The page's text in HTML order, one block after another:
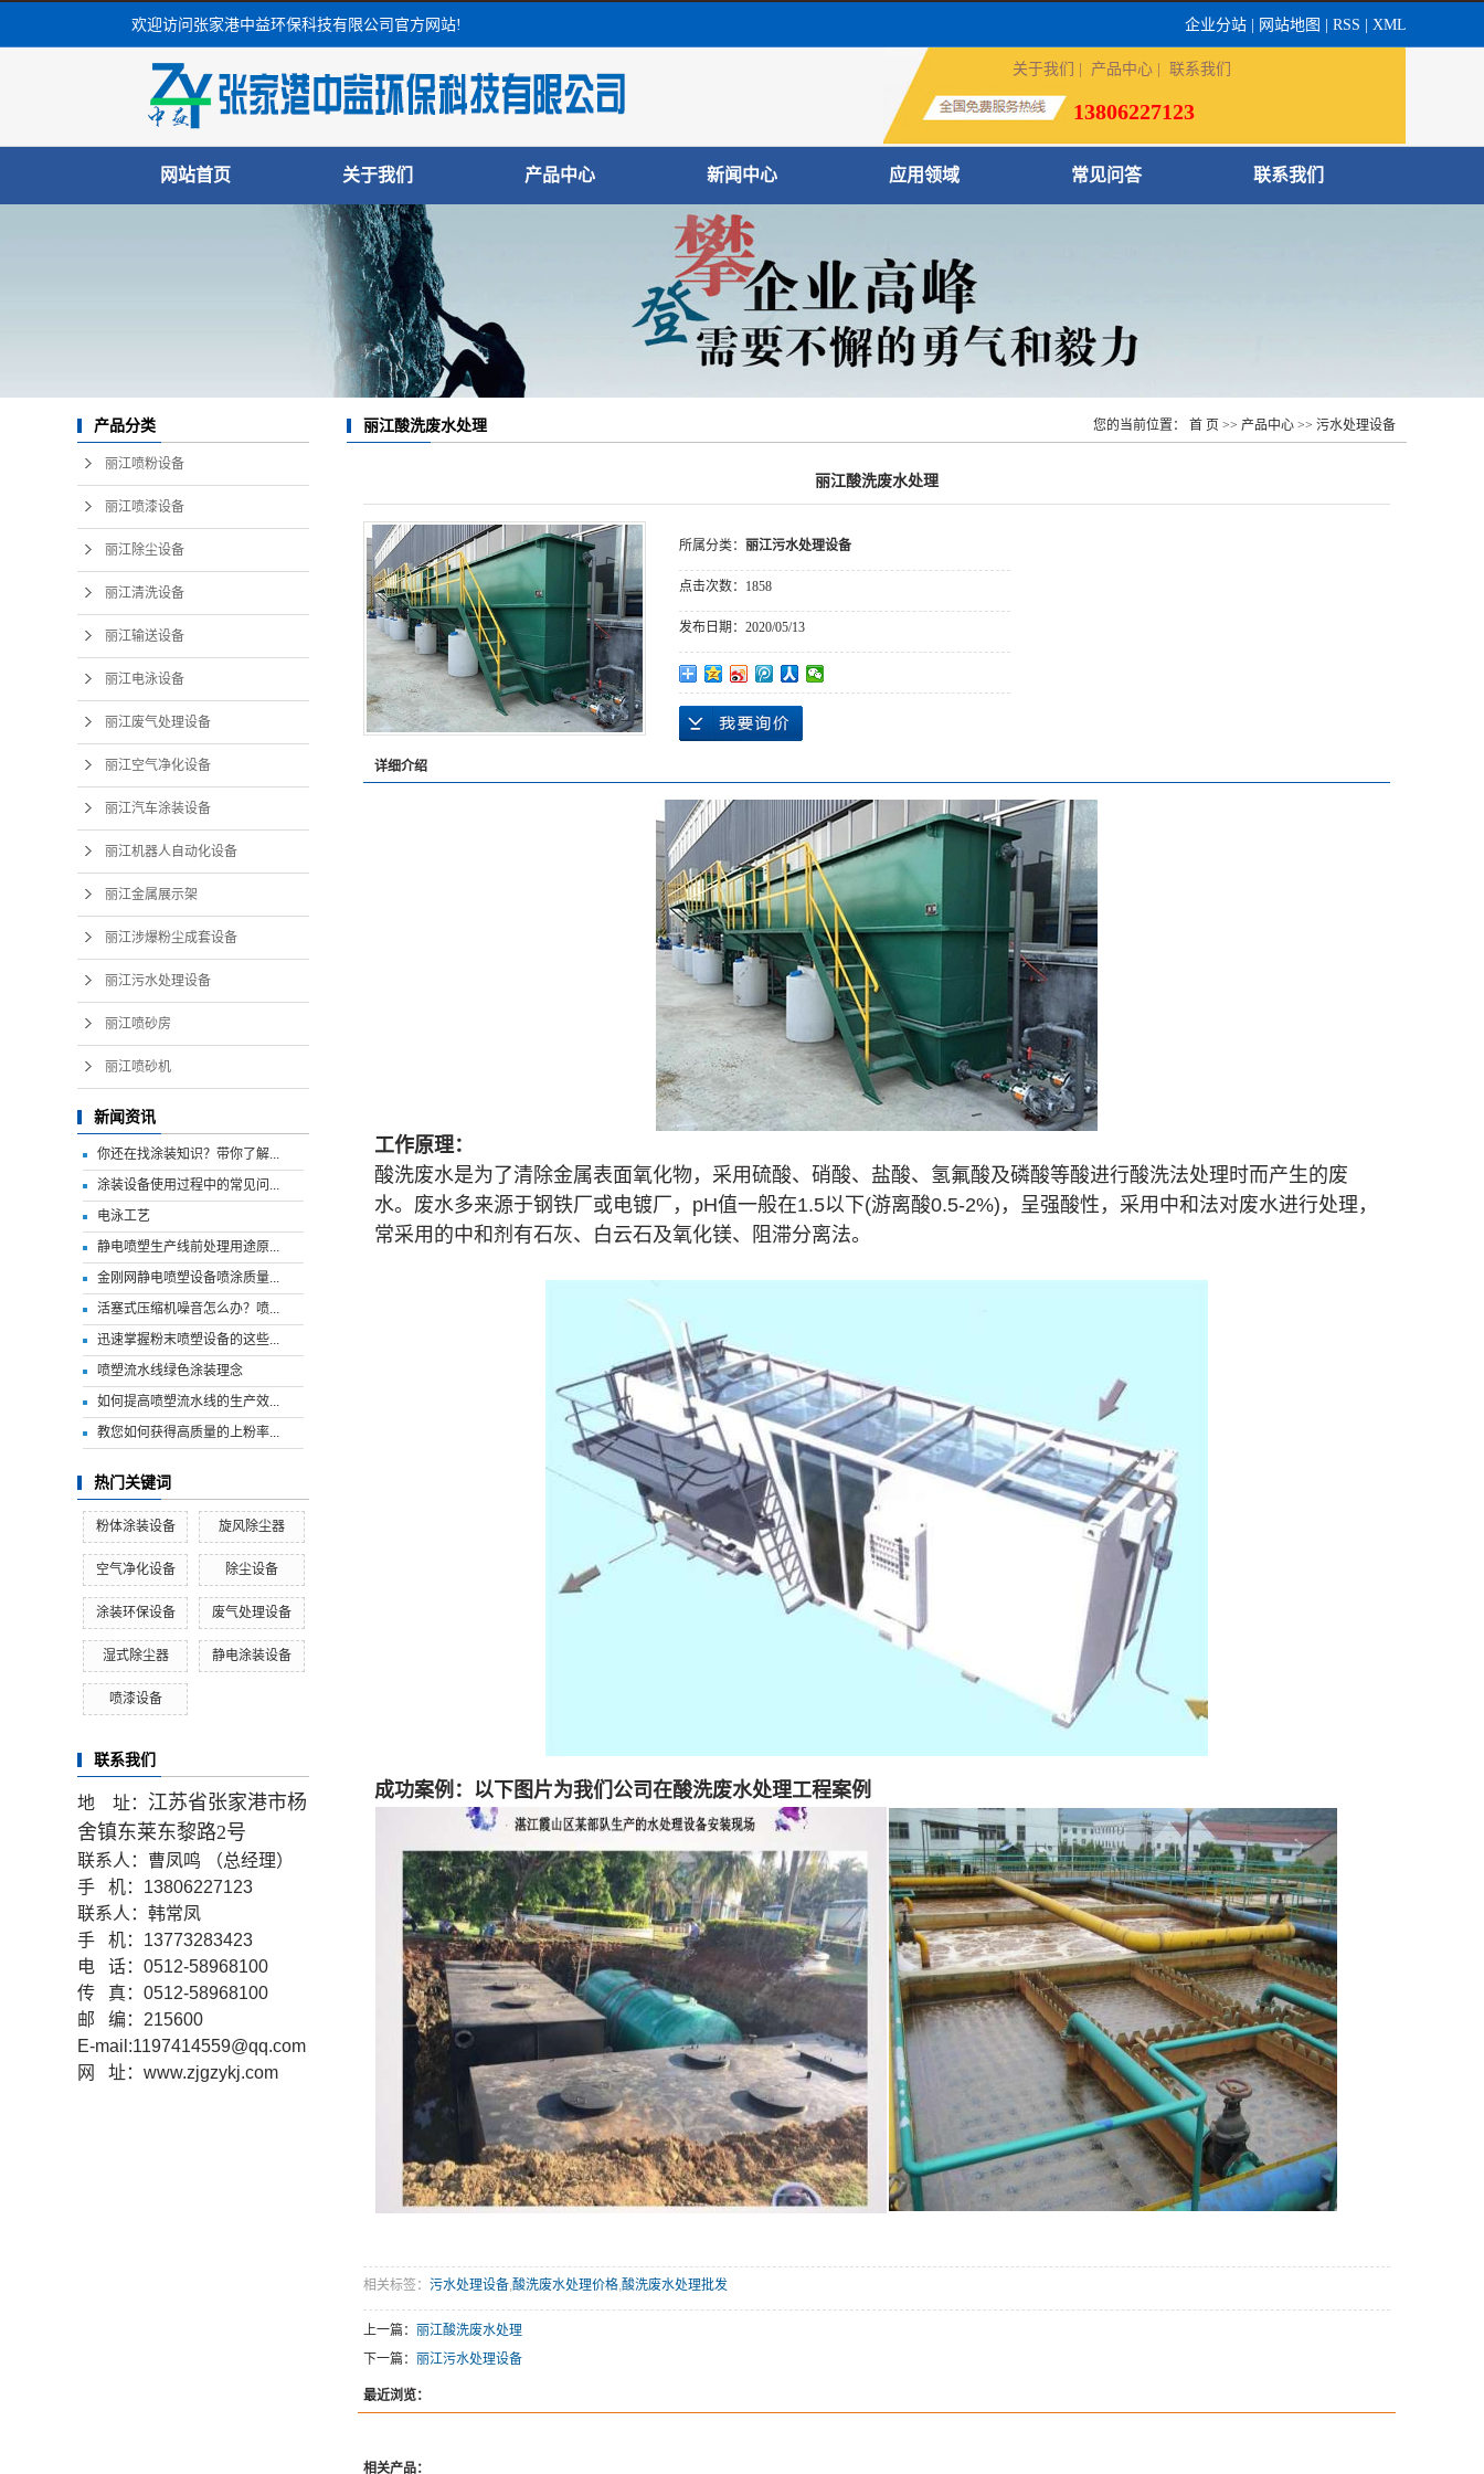
欢迎访问张家港中益环保科技有限公司官方网站! 企业分站 网站地图 RSS XML
关于我们 产品中心 联系我们
13806227123
网站首页 关于我们
公司简介
成功案例
联系我们
产品中心
丽江清洗设备
丽江输送设备
丽江空气净化设备
丽江汽车涂装设备
丽江机器人自动化设备
丽江金属展示架
丽江涉爆粉尘成套设备
丽江污水处理设备
新闻中心
公司新闻
行业新闻
常见问题
应用领域
工程机械行业
农业机械行业
IT家电行业
常见问答 联系我们
产品分类
丽江喷粉设备
丽江喷漆设备
丽江除尘设备
丽江清洗设备
丽江输送设备
丽江电泳设备
丽江废气处理设备
丽江空气净化设备
丽江汽车涂装设备
丽江机器人自动化设备
丽江金属展示架
丽江涉爆粉尘成套设备
丽江污水处理设备
丽江喷砂房
丽江喷砂机
新闻资讯
你还在找涂装知识？带你了解...
涂装设备使用过程中的常见问...
电泳工艺
静电喷塑生产线前处理用途原...
金刚网静电喷塑设备喷涂质量...
活塞式压缩机噪音怎么办？喷...
迅速掌握粉末喷塑设备的这些...
喷塑流水线绿色涂装理念
如何提高喷塑流水线的生产效...
教您如何获得高质量的上粉率...
热门关键词
粉体涂装设备 旋风除尘器
空气净化设备 除尘设备
涂装环保设备 废气处理设备
湿式除尘器 静电涂装设备
喷漆设备
联系我们
地 址： 江苏省张家港市杨
舍镇东莱东黎路2号
联系人：曹凤鸣 （总经理）
手 机：13806227123
联系人：韩常凤
手 机：13773283423
电 话：0512-58968100
传 真：0512-58968100
邮 编：215600
E-mail:1197414559@qq.com
网 址：www.zjgzykj.com
丽江酸洗废水处理 您的当前位置： 首 页 >> 产品中心 >> 污水处理设备
丽江酸洗废水处理
所属分类： 丽江污水处理设备
点击次数： 1858
发布日期： 2020/05/13
详细介绍
工作原理：
酸洗废水是为了清除金属表面氧化物，采用硫酸、硝酸、盐酸、氢氟酸及磷酸等酸进行酸洗法处理时而产生的废
水。废水多来源于钢铁厂或电镀厂，pH值一般在1.5以下(游离酸0.5-2%)，呈强酸性，采用中和法对废水进行处理，
常采用的中和剂有石灰、白云石及氧化镁、阻滞分离法。
成功案例：以下图片为我们公司在酸洗废水处理工程案例
相关标签： 污水处理设备,酸洗废水处理价格,酸洗废水处理批发
上一篇： 丽江酸洗废水处理
下一篇： 丽江污水处理设备
最近浏览：
相关产品：